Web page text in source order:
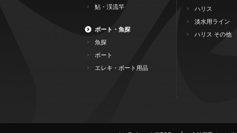
鮎・渓流竿
ボート・魚探
魚探
ボート
エレキ・ボート用品
ハリス
淡水用ライン
ハリス その他